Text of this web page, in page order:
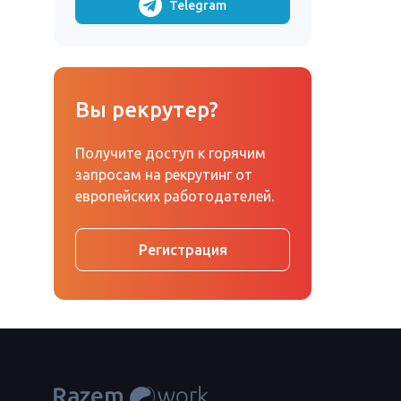
Telegram
Вы рекрутер?
Получите доступ к горячим
запросам на рекрутинг от
европейских работодателей.
Регистрация